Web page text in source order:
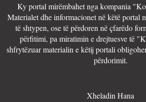
Ky portal mirëmbahet nga kompania
Materialet dhe informacionet në këtë portal
të shtypen, ose të përdoren në çfarëdo
përfitimi, pa miratimin e drejtuesve të
shfrytëzuar materialin e këtij portali
përdorimit.
Xheladin Hana